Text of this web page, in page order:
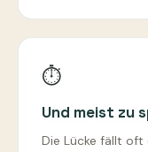
⏱️
Und meist zu
Die Lücke fällt oft